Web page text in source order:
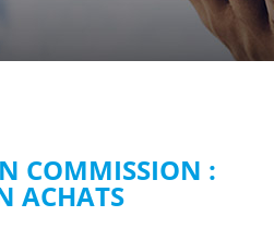
COMMISSION :
ACHATS